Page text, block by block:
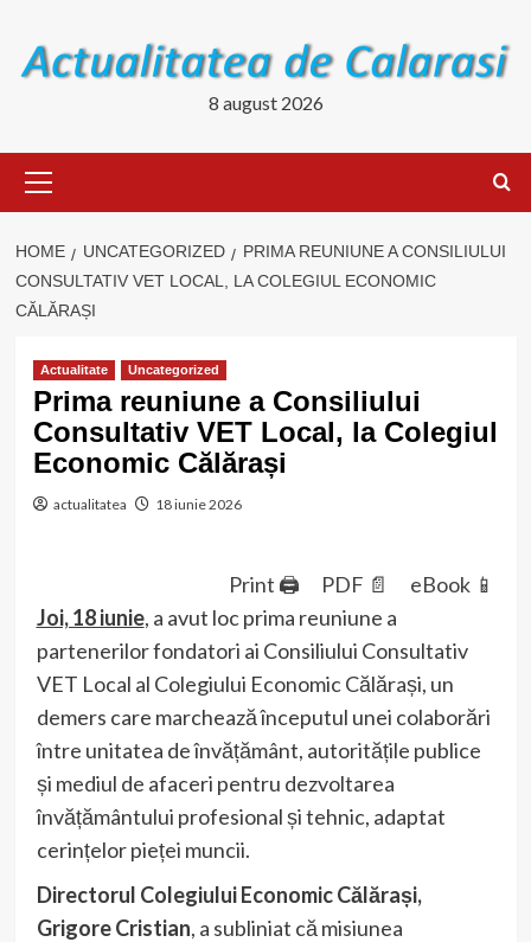
content
8 august 2026
Menu
HOME UNCATEGORIZED
PRIMA REUNIUNE A CONSILIULUI
CONSULTATIV VET LOCAL, LA COLEGIUL ECONOMIC
CĂLĂRAȘI
Actualitate Uncategorized
Prima reuniune a Consiliului
Consultativ VET Local, la Colegiul
Economic Călărași
actualitatea 18 iunie 2026
Print 🖨 PDF 📄
eBook 📱
Joi, 18 iunie, a avut loc prima reuniune a
partenerilor fondatori ai Consiliului Consultativ
VET Local al Colegiului Economic Călărași, un
demers care marchează începutul unei colaborări
între unitatea de învățământ, autoritățile publice
și mediul de afaceri pentru dezvoltarea
învățământului profesional și tehnic, adaptat
cerințelor pieței muncii.
Directorul Colegiului Economic Călărași,
Grigore Cristian, a subliniat că misiunea